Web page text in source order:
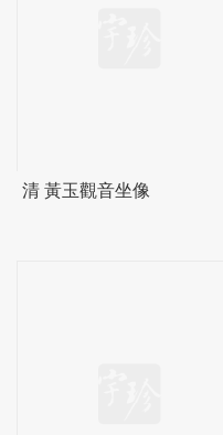
清 黃玉觀音坐像